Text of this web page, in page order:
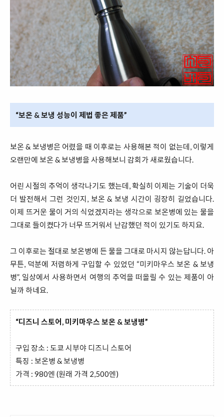
“보온 & 보냉 성능이 제법 좋은 제품”
보온 & 보냉병은 어렸을 때 이후로는 사용해본 적이 없는데, 이렇게
오랜만에 보온 & 보냉병을 사용해보니 감회가 새로웠습니다.
어린 시절의 추억이 생각나기도 했는데, 확실히 이제는 기술이 더욱
더 발전해서 그런 것인지, 보온 & 보냉 시간이 굉장히 길었습니다.
이제 뜨거운 물이 거의 식었겠지라는 생각으로 보온병에 있는 물을
그대로 들이켰다가 너무 뜨거워서 난감했던 적이 있기도 하지요.
그 이후로는 절대로 보온병에 든 물을 그대로 마시지 않는답니다. 아
무튼, 덕분에 저렴하게 구입할 수 있었던 “미키마우스 보온 & 보냉
병”, 일상에서 사용하면서 여행의 추억을 떠올릴 수 있는 제품이 아
닐까 하네요.
“디즈니 스토어, 미키마우스 보온 & 보냉병”
구입 장소 : 도쿄 시부야 디즈니 스토어
특징 : 보온병 & 보냉병
가격 : 980엔 (원래 가격 2,500엔)